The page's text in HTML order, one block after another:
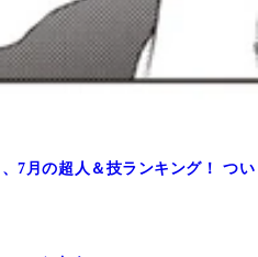
7月の超人＆技ランキング！ つい